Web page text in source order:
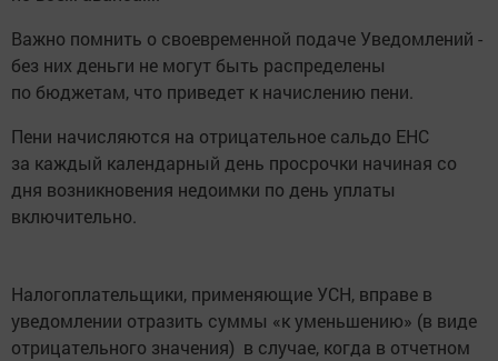
Важно помнить о своевременной подаче Уведомлений -
без них деньги не могут быть распределены
по бюджетам, что приведет к начислению пени.
Пени начисляются на отрицательное сальдо ЕНС
за каждый календарный день просрочки начиная со
дня возникновения недоимки по день уплаты
включительно.
Налогоплательщики, применяющие УСН, вправе в
уведомлении отразить суммы «к уменьшению» (в виде
отрицательного значения) в случае, когда в отчетном